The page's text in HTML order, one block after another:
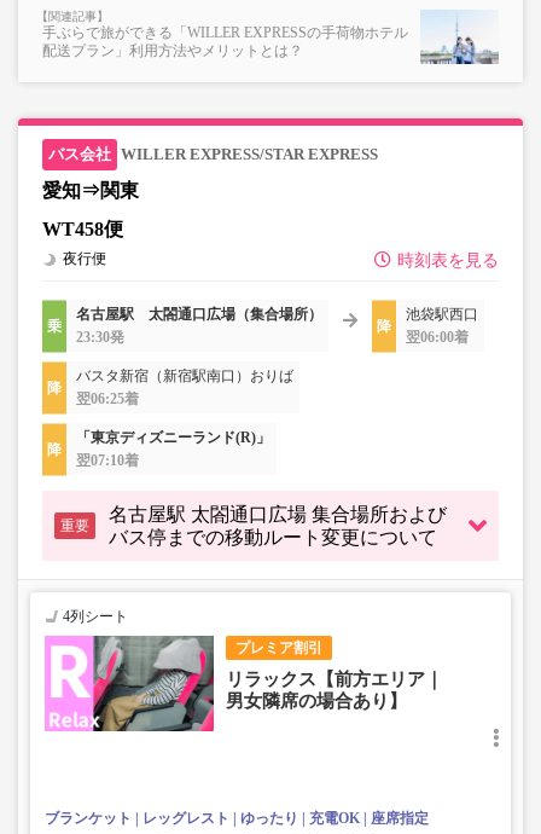
手ぶらで旅ができる「WILLER EXPRESSの手荷物ホテル
配送プラン」利用方法やメリットとは？
WILLER EXPRESS/STAR EXPRESS
愛知⇒関東
WT458便
時刻表を見る
夜行便
名古屋駅 太閤通口広場（集合場所）
23:30発
池袋駅西口
翌06:00着
バスタ新宿（新宿駅南口）おりば
翌06:25着
「東京ディズニーランド(R)」
翌07:10着
重要
名古屋駅 太閤通口広場 集合場所および
バス停までの移動ルート変更について
プレミア割引
4列シート
リラックス【前方エリア｜
男女隣席の場合あり】
ブランケット レッグレスト ゆったり 充電OK 座席指定